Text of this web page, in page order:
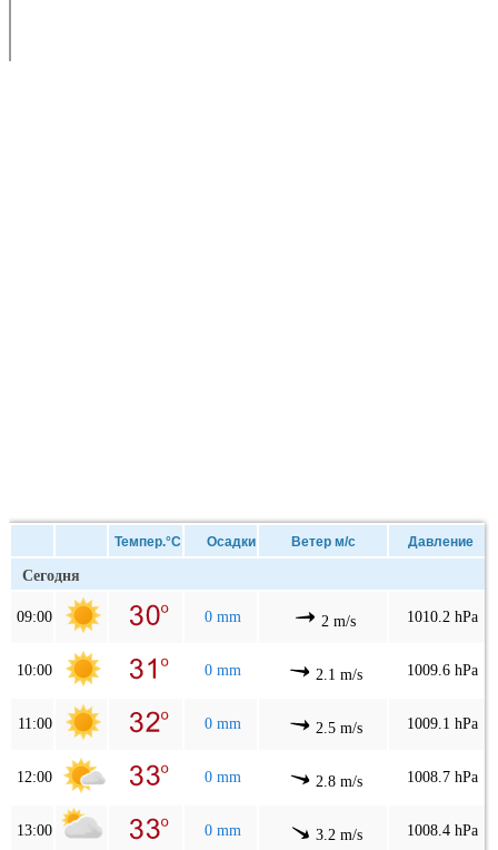
Темпер.°C Осадки Ветер м/с Давление
Сегодня
09:00 0 mm 2 m/s 1010.2 hPa
10:00 0 mm 2.1 m/s 1009.6 hPa
11:00 0 mm 2.5 m/s 1009.1 hPa
12:00 0 mm 2.8 m/s 1008.7 hPa
13:00 0 mm 3.2 m/s 1008.4 hPa